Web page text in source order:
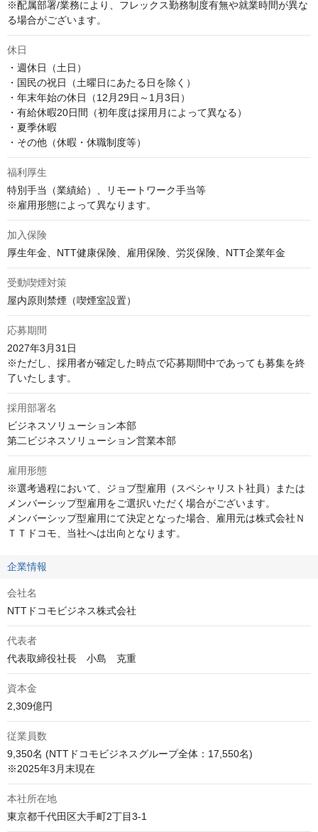
※配属部署/業務により、フレックス勤務制度有無や就業時間が異な
る場合がございます。
休日
・週休日（土日）
・国民の祝日（土曜日にあたる日を除く）
・年末年始の休日（12月29日～1月3日）
・有給休暇20日間（初年度は採用月によって異なる）
・夏季休暇
・その他（休暇・休職制度等）
福利厚生
特別手当（業績給）、リモートワーク手当等
※雇用形態によって異なります。
加入保険
厚生年金、NTT健康保険、雇用保険、労災保険、NTT企業年金
受動喫煙対策
屋内原則禁煙（喫煙室設置）
応募期間
2027年3月31日
※ただし、採用者が確定した時点で応募期間中であっても募集を終
了いたします。
採用部署名
ビジネスソリューション本部
第二ビジネスソリューション営業本部
雇用形態
※選考過程において、ジョブ型雇用（スペシャリスト社員）または
メンバーシップ型雇用をご選択いただく場合がございます。
メンバーシップ型雇用にて決定となった場合、雇用元は株式会社Ｎ
ＴＴドコモ、当社へは出向となります。
企業情報
会社名
NTTドコモビジネス株式会社
代表者
代表取締役社長　小島　克重
資本金
2,309億円
従業員数
9,350名 (NTTドコモビジネスグループ全体：17,550名)
※2025年3月末現在
本社所在地
東京都千代田区大手町2丁目3-1